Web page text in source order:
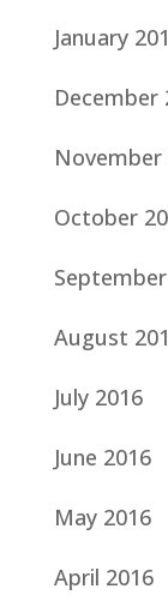
January
December
November
October
August
July 2016
June 2016
May 2016
April 2016